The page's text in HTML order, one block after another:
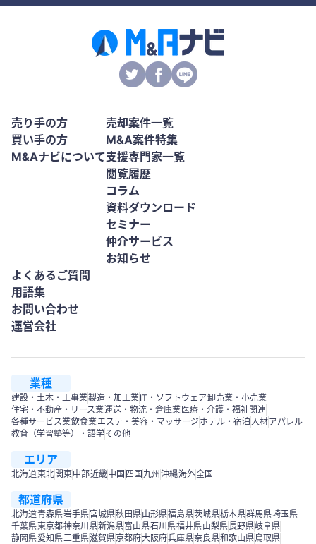
売り手の方
買い手の方
M&Aナビについて
売却案件一覧
M&A案件特集
支援専門家一覧
閲覧履歴
コラム
資料ダウンロード
セミナー
仲介サービス
お知らせ
よくあるご質問
用語集
お問い合わせ
運営会社
業種
建設・土木・工事業製造・加工業IT・ソフトウェア卸売業・小売業
住宅・不動産・リース業運送・物流・倉庫業 医療・介護・福祉関連
各種サービス業飲食業エステ・美容・マッサージ ホテル・宿泊人材アパレル
教育（学習塾等）・語学その他
エリア
北海道東北 関東中部近畿中国 四国 九州 沖縄海外全国
都道府県
北海道青森県岩手県宮城県秋田県山形県福島県茨城県栃木県群馬県埼玉県
千葉県東京都神奈川県新潟県富山県石川県福井県山梨県長野県岐阜県
静岡県愛知県三重県滋賀県京都府大阪府兵庫県奈良県和歌山県鳥取県